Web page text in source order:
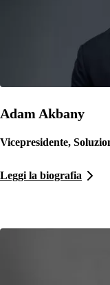
Adam Akbany
Vicepresidente,
Leggi la biografia